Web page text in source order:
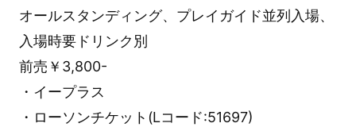
オールスタンディング、プレイガイド並列入場、
入場時要ドリンク別
前売￥3,800-
・イープラス
・ローソンチケット(Lコード:51697)